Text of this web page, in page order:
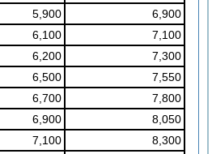
5,900
6,900
6,100
7,100
6,200
7,300
6,500
7,550
6,700
7,800
6,900
8,050
7,100
8,300